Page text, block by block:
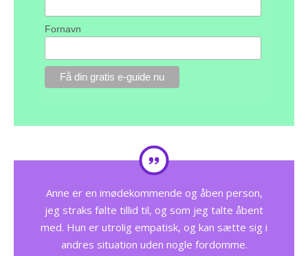
Fornavn
Anne er en imødekommende og åben person,
jeg straks følte tillid til, og som jeg talte åbent
med. Hun er utrolig empatisk, og kan sætte sig i
andres situation uden nogle fordomme.